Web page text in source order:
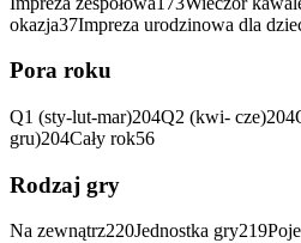
okazja37Impreza urodzinowa dla
Pora roku
Q1 (sty-lut-mar)204Q2 (kwi- cze)204
gru)204Cały rok56
Rodzaj gry
Na zewnątrz220Jednostka gry219